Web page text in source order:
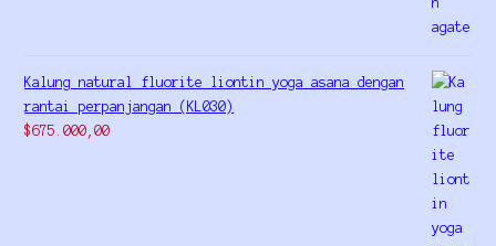
Kalung natural fluorite liontin yoga asana dengan
rantai perpanjangan (KL030)
$675.000,00